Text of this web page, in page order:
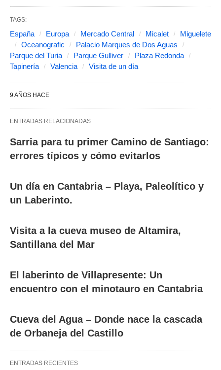
TAGS:
España Europa Mercado Central Micalet
Miguelete
Oceanografic
Palacio Marques de Dos Aguas
Parque del Turia
Parque Gulliver
Plaza Redonda
Tapinería
Valencia Visita de un día
9 AÑOS HACE
ENTRADAS RELACIONADAS
Sarria para tu primer Camino de Santiago:
errores típicos y cómo evitarlos
Un día en Cantabria – Playa, Paleolítico y
un Laberinto.
Visita a la cueva museo de Altamira,
Santillana del Mar
El laberinto de Villapresente: Un
encuentro con el minotauro en Cantabria
Cueva del Agua – Donde nace la cascada
de Orbaneja del Castillo
ENTRADAS RECIENTES